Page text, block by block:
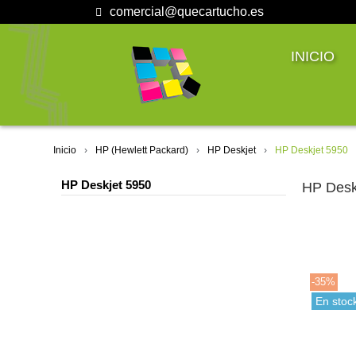
comercial@quecartucho.es
INICIO
Inicio HP (Hewlett Packard) HP Deskjet HP Deskjet 5950
HP Deskjet 5950 HP
-35%
En